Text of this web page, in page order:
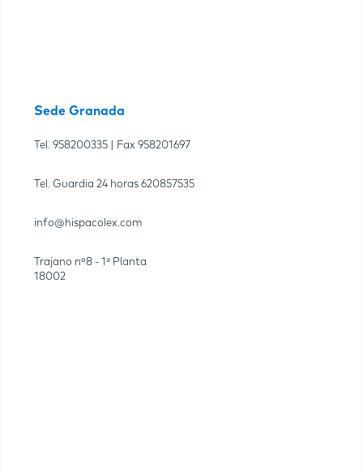
Sede Granada
Tel. 958200335 | Fax 958201697
Tel. Guardia 24 horas 620857535
info@hispacolex.com
Trajano nº8 - 1ª Planta
18002